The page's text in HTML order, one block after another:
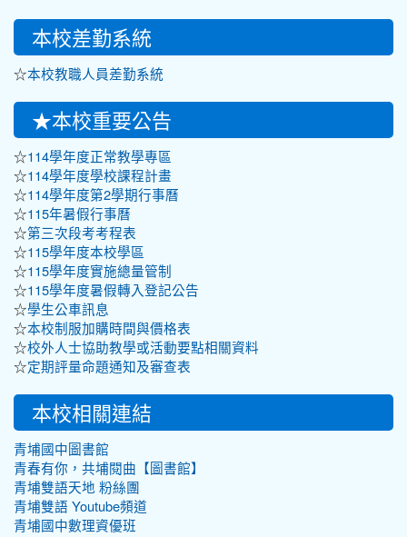
::: 本校差勤系統
☆本校教職人員差勤系統
★本校重要公告
☆114學年度正常教學專區
☆114學年度學校課程計畫
☆114學年度第2學期行事曆
☆115年暑假行事曆
☆第三次段考考程表
☆115學年度本校學區
☆115學年度實施總量管制
☆115學年度暑假轉入登記公告
☆學生公車訊息
☆本校制服加購時間與價格表
☆校外人士協助教學或活動要點相關資料
☆定期評量命題通知及審查表
本校相關連結
青埔國中圖書館
青春有你，共埔閱曲【圖書館】
青埔雙語天地 粉絲團
青埔雙語 Youtube頻道
青埔國中數理資優班